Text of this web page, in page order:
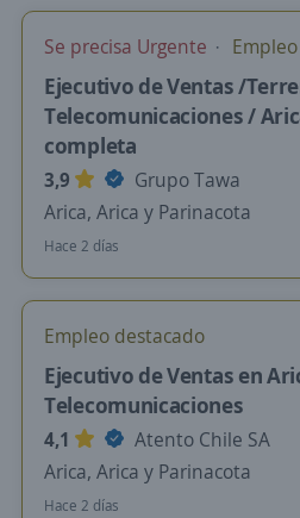
Se precisa Urgente
Ejecutivo de Ventas /
Telecomunicaciones /
completa
3,9
Grupo Tawa
Arica, Arica y Parinacota
Hace 2 días
Empleo destacado
Ejecutivo de Ventas en
Telecomunicaciones
4,1
Atento Chile SA
Arica, Arica y Parinacota
Hace 2 días